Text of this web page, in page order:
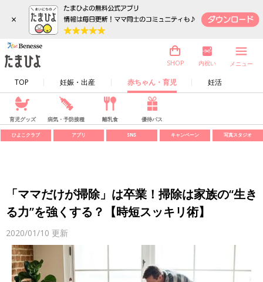
×
TOP 妊娠・出産 赤ちゃん・育児 妊活
SHOP 内祝い メニュー
育児グッズ 病気・予防接種 離乳食 優待パス
ひよこクラブ アプリ SNS キャンペーン 写真スタジオ
「ママだけが掃除」は卒業！掃除は家族の“生き
る力”を強くする？【時短スッキリ術】
2020/01/10 更新